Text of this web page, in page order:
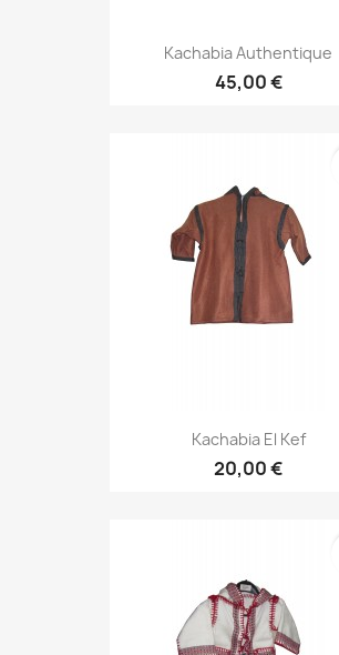
Kachabia Authentique
45,00 €
Kachabia El Kef
20,00 €